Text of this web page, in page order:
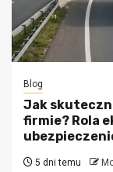
Blog
Jak
firmie? Rola
5 dni temu